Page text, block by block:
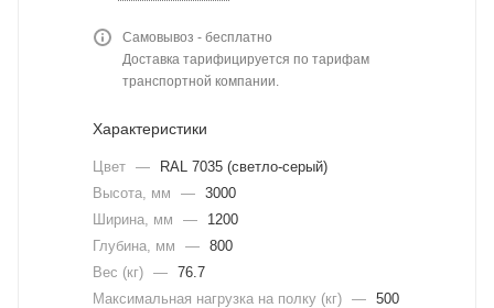
Самовывоз - бесплатно
Доставка тарифицируется по тарифам
транспортной компании.
Характеристики
Цвет —
RAL 7035 (светло-серый)
Высота, мм
— 3000
Ширина, мм
—
1200
Глубина, мм
— 800
Вес (кг) — 76.7
Максимальная нагрузка на полку (кг) — 500